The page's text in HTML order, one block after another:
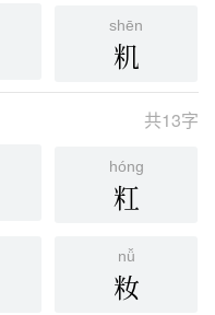
shēn
籶
共13字
hóng
䉺
nǚ
籹